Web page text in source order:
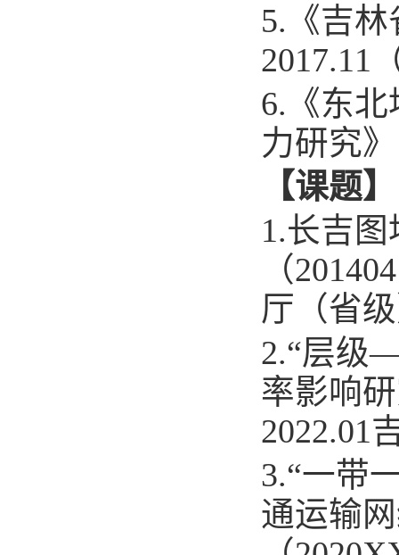
5. 《吉
2017.11
6. 《东
力研究
【课题】
1.长吉图
（
厅（省
2.“层级
率影响
2022.01
3.“一带
通运输